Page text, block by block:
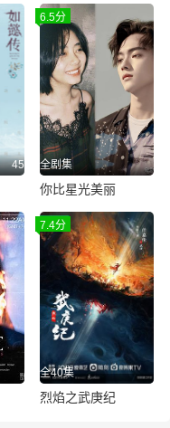
45
6.5分
全剧集
你比星光美丽
7.4分
全40集
烈焰之武庚纪